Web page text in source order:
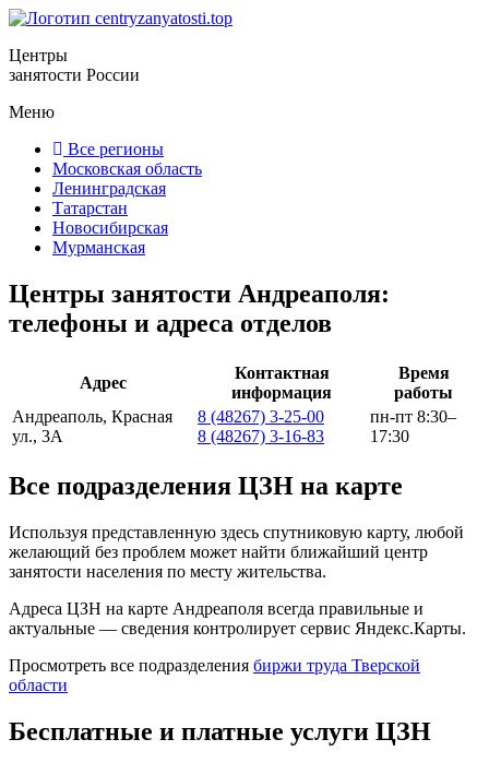
Центры
занятости России
Меню
Все регионы
Московская область
Ленинградская
Татарстан
Новосибирская
Мурманская
Центры занятости Андреаполя:
телефоны и адреса отделов
Адрес
Контактная
информация
Время
работы
Андреаполь, Красная
ул., 3А
8 (48267) 3-25-00
8 (48267) 3-16-83
пн-пт 8:30–
17:30
Все подразделения ЦЗН на карте
Используя представленную здесь спутниковую карту, любой
желающий без проблем может найти ближайший центр
занятости населения по месту жительства.
Адреса ЦЗН на карте Андреаполя всегда правильные и
актуальные — сведения контролирует сервис Яндекс.Карты.
Просмотреть все подразделения биржи труда Тверской
области
Бесплатные и платные услуги ЦЗН